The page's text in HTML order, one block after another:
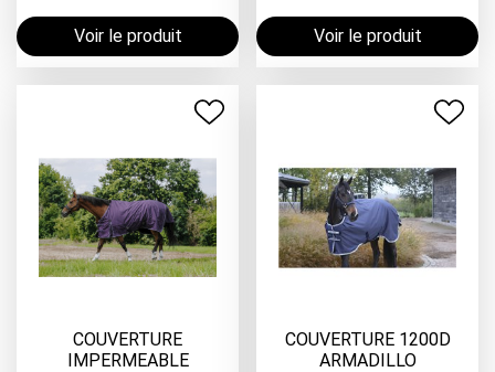
Voir le produit Voir le produit
COUVERTURE
IMPERMEABLE
COUVERTURE 1200D
ARMADILLO